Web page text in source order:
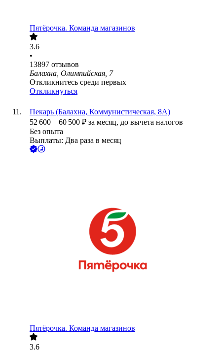
Пятёрочка. Команда магазинов
3.6
•
13897 отзывов
Балахна, Олимпийская, 7
Откликнитесь среди первых
Откликнуться
Пекарь (Балахна, Коммунистическая, 8А)
52 600 – 60 500 ₽ за месяц, до вычета налогов
Без опыта
Выплаты: Два раза в месяц
Пятёрочка. Команда магазинов
3.6